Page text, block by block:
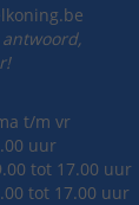
t/m vr
uur
tot 17.00 uur
tot 17.00 uur